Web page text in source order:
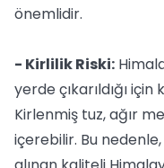
önemlidir.
- Kirlilik Riski:
yerde çıkarıldığı
Kirlenmiş tuz, ağır
içerebilir. Bu